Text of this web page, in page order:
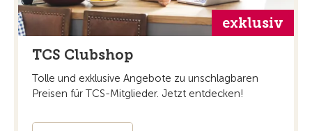
exklusiv
TCS Clubshop
Tolle und exklusive Angebote zu unschlagbaren
Preisen für TCS-Mitglieder. Jetzt entdecken!